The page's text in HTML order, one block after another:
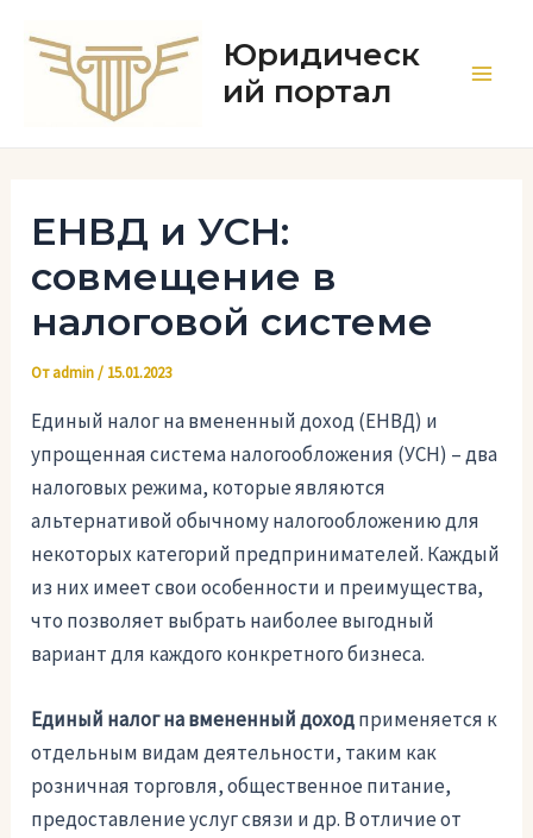
содержимому
Юридическ
ий портал
ЕНВД и УСН:
совмещение в
налоговой системе
Отadmin/ 15.01.2023
Единый налог на вмененный доход (ЕНВД) и
упрощенная система налогообложения (УСН) – два
налоговых режима, которые являются
альтернативой обычному налогообложению для
некоторых категорий предпринимателей. Каждый
из них имеет свои особенности и преимущества,
что позволяет выбрать наиболее выгодный
вариант для каждого конкретного бизнеса.
Единый налог на вмененный доходприменяется к
отдельным видам деятельности, таким как
розничная торговля, общественное питание,
предоставление услуг связи и др. В отличие от